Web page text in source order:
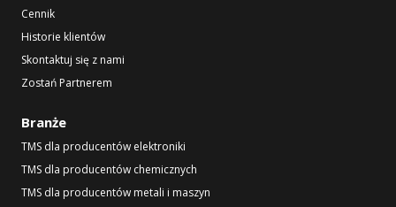
Cennik
Historie klientów
Skontaktuj się z nami
Zostań Partnerem
Branże
TMS dla producentów elektroniki
TMS dla producentów chemicznych
TMS dla producentów metali i maszyn